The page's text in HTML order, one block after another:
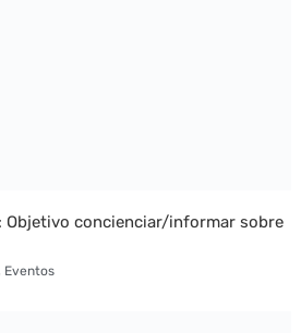
Objetivo concienciar/informar sobre
Eventos